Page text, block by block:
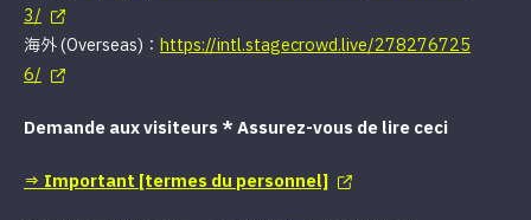
3/
海外 (Overseas)： https://intl.stagecrowd.live/278276725
6/
Demande aux visiteurs * Assurez-vous de lire ceci
⇒ Important [termes du personnel]